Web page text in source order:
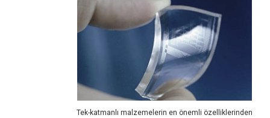
Tek-katmanlı malzemelerin en önemli özelliklerinden